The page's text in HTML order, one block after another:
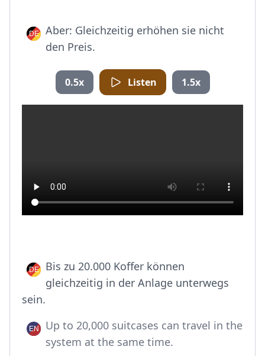
Aber: Gleichzeitig erhöhen sie nicht
den Preis.
0.5x Listen 1.5x
Bis zu 20.000 Koffer können
gleichzeitig in der Anlage unterwegs
sein.
Up to 20,000 suitcases can travel in the
system at the same time.